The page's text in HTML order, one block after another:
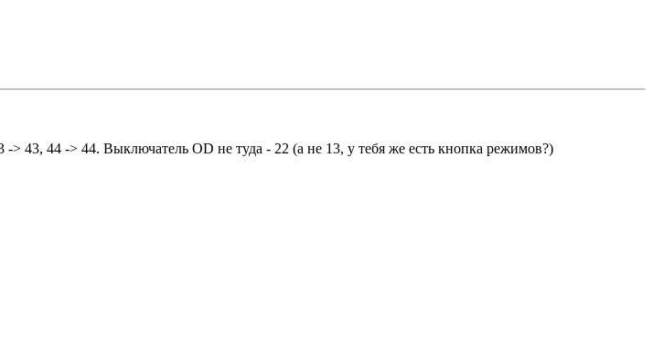
43, 44 -> 44. Выключатель OD не туда - 22 (а не 13, у тебя же есть кнопка режимов?)